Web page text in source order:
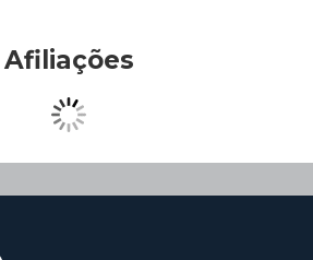
Afiliações